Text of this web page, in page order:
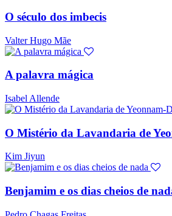
O século dos imbecis
Valter Hugo Mãe
A palavra mágica
Isabel Allende
O Mistério da Lavandaria de
Kim Jiyun
Benjamim e os dias cheios de